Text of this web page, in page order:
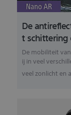
De
t schittering
De mobiliteit
ij in veel
veel zonlicht en